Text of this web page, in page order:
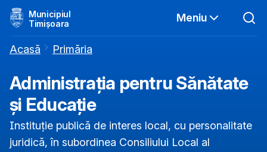
Municipiul
Timișoara
Meniu
Acasă Primăria
Administrația pentru Sănătate
și Educație
Instituție publică de interes local, cu personalitate
juridică, în subordinea Consiliului Local al